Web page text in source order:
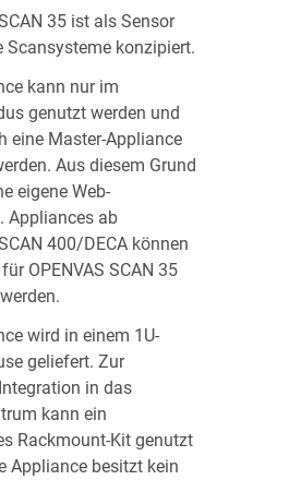
35 ist als Sensor
Scansysteme konzipiert.
kann nur im
genutzt werden und
eine Master-Appliance
Aus diesem Grund
eigene Web-
Appliances ab
400/DECA können
OPENVAS SCAN 35
wird in einem 1U-
geliefert. Zur
in das
kann ein
Rackmount-Kit genutzt
Appliance besitzt kein